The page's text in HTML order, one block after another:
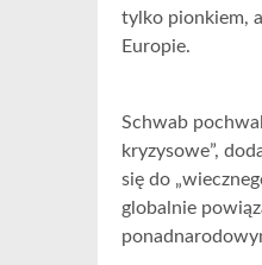
tylko pionkiem,
Europie.
Schwab
kryzysowe”,
się do
globalnie